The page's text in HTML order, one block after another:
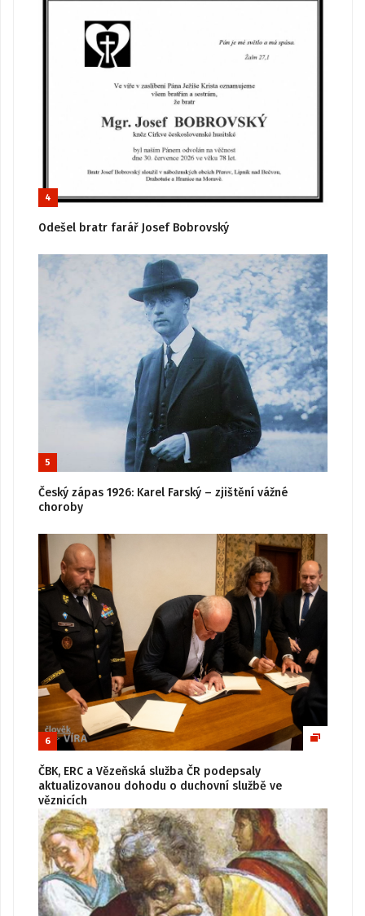
4
Odešel bratr farář Josef Bobrovský
5
Český zápas 1926: Karel Farský – zjištění vážné
choroby
6
ČBK, ERC a Vězeňská služba ČR podepsaly
aktualizovanou dohodu o duchovní službě ve
věznicích